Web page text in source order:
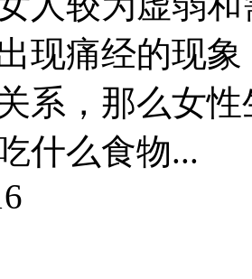
现痛经的现
系，那么女
什么食物...